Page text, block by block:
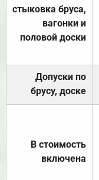
стыковка бруса,
вагонки и
половой доски
Допуски по
брусу, доске
В стоимость
включена